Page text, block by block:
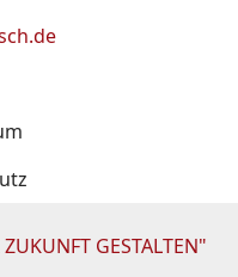
GESTALTEN"